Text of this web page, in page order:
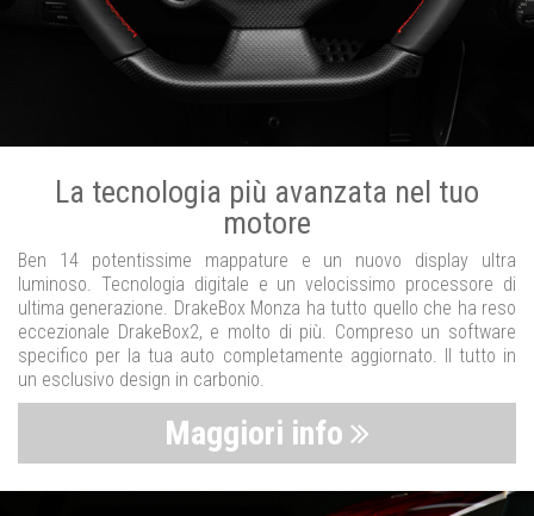
La tecnologia più avanzata nel tuo
motore
Ben 14 potentissime mappature e un nuovo display ultra
luminoso. Tecnologia digitale e un velocissimo processore di
ultima generazione. DrakeBox Monza ha tutto quello che ha reso
eccezionale DrakeBox2, e molto di più. Compreso un software
specifico per la tua auto completamente aggiornato. Il tutto in
un esclusivo design in carbonio.
Maggiori info